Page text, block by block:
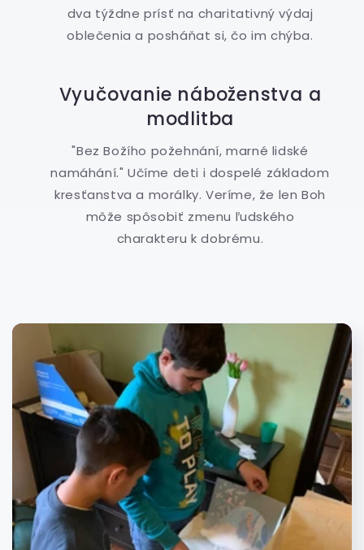
dva týždne prísť na charitativný výdaj
oblečenia a posháňat si, čo im chýba.
Vyučovanie náboženstva a
modlitba
"Bez Božího požehnání, marné lidské
namáhání." Učíme deti i dospelé základom
kresťanstva a morálky. Veríme, že len Boh
môže spôsobiť zmenu ľudského
charakteru k dobrému.